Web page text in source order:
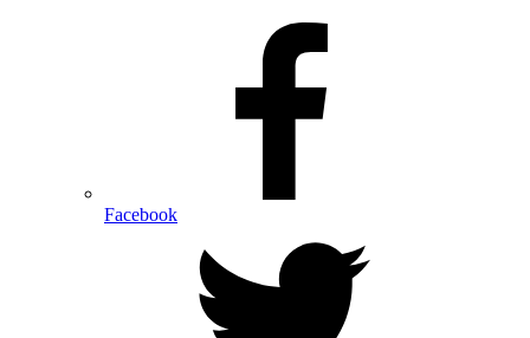
Facebook